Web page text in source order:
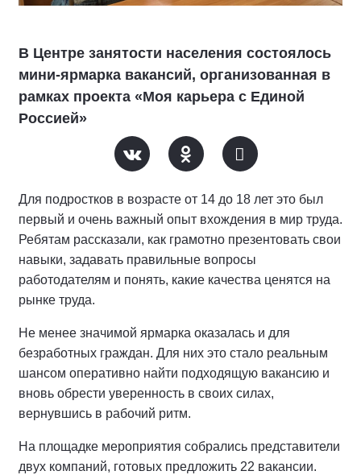
В Центре занятости населения состоялось
мини-ярмарка вакансий, организованная в
рамках проекта «Моя карьера с Единой
Россией»
Для подростков в возрасте от 14 до 18 лет это был
первый и очень важный опыт вхождения в мир труда.
Ребятам рассказали, как грамотно презентовать свои
навыки, задавать правильные вопросы
работодателям и понять, какие качества ценятся на
рынке труда.
Не менее значимой ярмарка оказалась и для
безработных граждан. Для них это стало реальным
шансом оперативно найти подходящую вакансию и
вновь обрести уверенность в своих силах,
вернувшись в рабочий ритм.
На площадке мероприятия собрались представители
двух компаний, готовых предложить 22 вакансии.